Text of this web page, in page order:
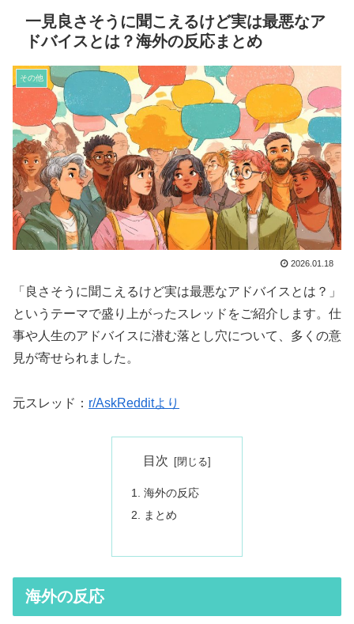
一見良さそうに聞こえるけど実は最悪なア
ドバイスとは？海外の反応まとめ
その他
2026.01.18
「良さそうに聞こえるけど実は最悪なアドバイスとは？」
というテーマで盛り上がったスレッドをご紹介します。仕
事や人生のアドバイスに潜む落とし穴について、多くの意
見が寄せられました。
元スレッド： r/AskRedditより
目次
海外の反応
まとめ
海外の反応